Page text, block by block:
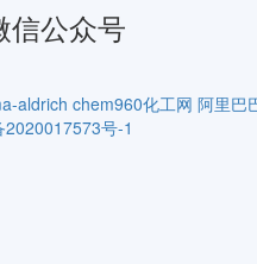
信公众号
aldrich chem960化工网 阿里巴
2020017573号-1